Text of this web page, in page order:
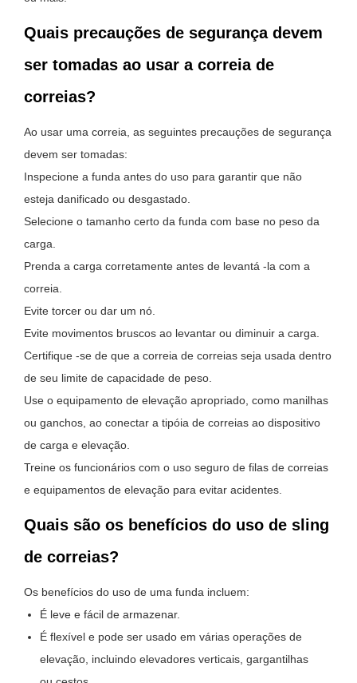
Quais precauções de segurança devem
ser tomadas ao usar a correia de
correias?
Ao usar uma correia, as seguintes precauções de segurança
devem ser tomadas:
Inspecione a funda antes do uso para garantir que não
esteja danificado ou desgastado.
Selecione o tamanho certo da funda com base no peso da
carga.
Prenda a carga corretamente antes de levantá -la com a
correia.
Evite torcer ou dar um nó.
Evite movimentos bruscos ao levantar ou diminuir a carga.
Certifique -se de que a correia de correias seja usada dentro
de seu limite de capacidade de peso.
Use o equipamento de elevação apropriado, como manilhas
ou ganchos, ao conectar a tipóia de correias ao dispositivo
de carga e elevação.
Treine os funcionários com o uso seguro de filas de correias
e equipamentos de elevação para evitar acidentes.
Quais são os benefícios do uso de sling
de correias?
Os benefícios do uso de uma funda incluem:
É leve e fácil de armazenar.
É flexível e pode ser usado em várias operações de
elevação, incluindo elevadores verticais, gargantilhas